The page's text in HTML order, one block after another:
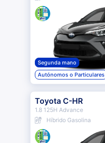
Segunda mano
Autónomos o Particulares
Toyota C-HR
1.8 125H Advance
Híbrido Gasolina